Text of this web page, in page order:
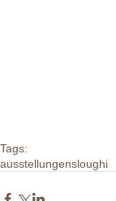
Tags:
ausstellungensloughi